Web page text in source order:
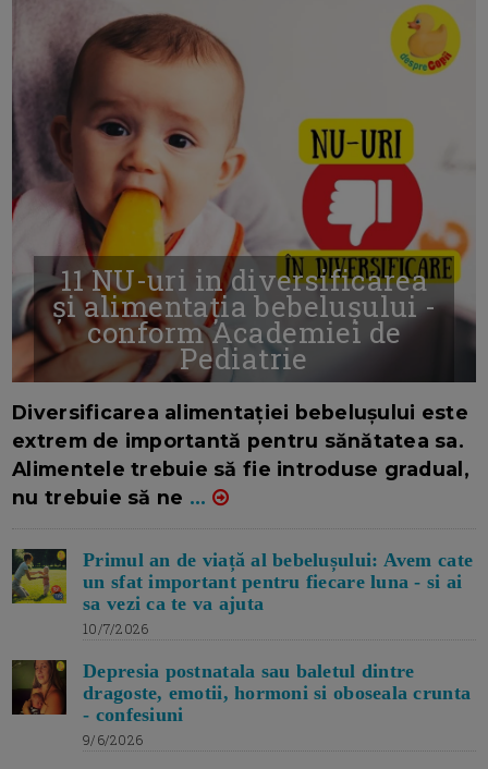
11 NU-uri in diversificarea
și alimentația bebelușului -
conform Academiei de
Pediatrie
Diversificarea alimentației bebelușului este
extrem de importantă pentru sănătatea sa.
Alimentele trebuie să fie introduse gradual,
nu trebuie să ne ...
Primul an de viață al bebelușului: Avem cate
un sfat important pentru fiecare luna - si ai
sa vezi ca te va ajuta
10/7/2026
Depresia postnatala sau baletul dintre
dragoste, emotii, hormoni si oboseala crunta
- confesiuni
9/6/2026